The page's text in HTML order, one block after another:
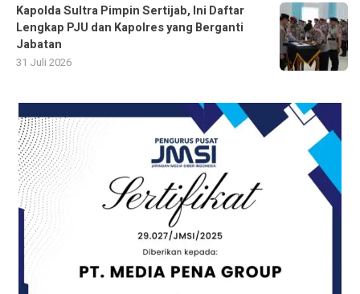
Kapolda Sultra Pimpin Sertijab, Ini Daftar
Lengkap PJU dan Kapolres yang Berganti
Jabatan
31 Juli 2026